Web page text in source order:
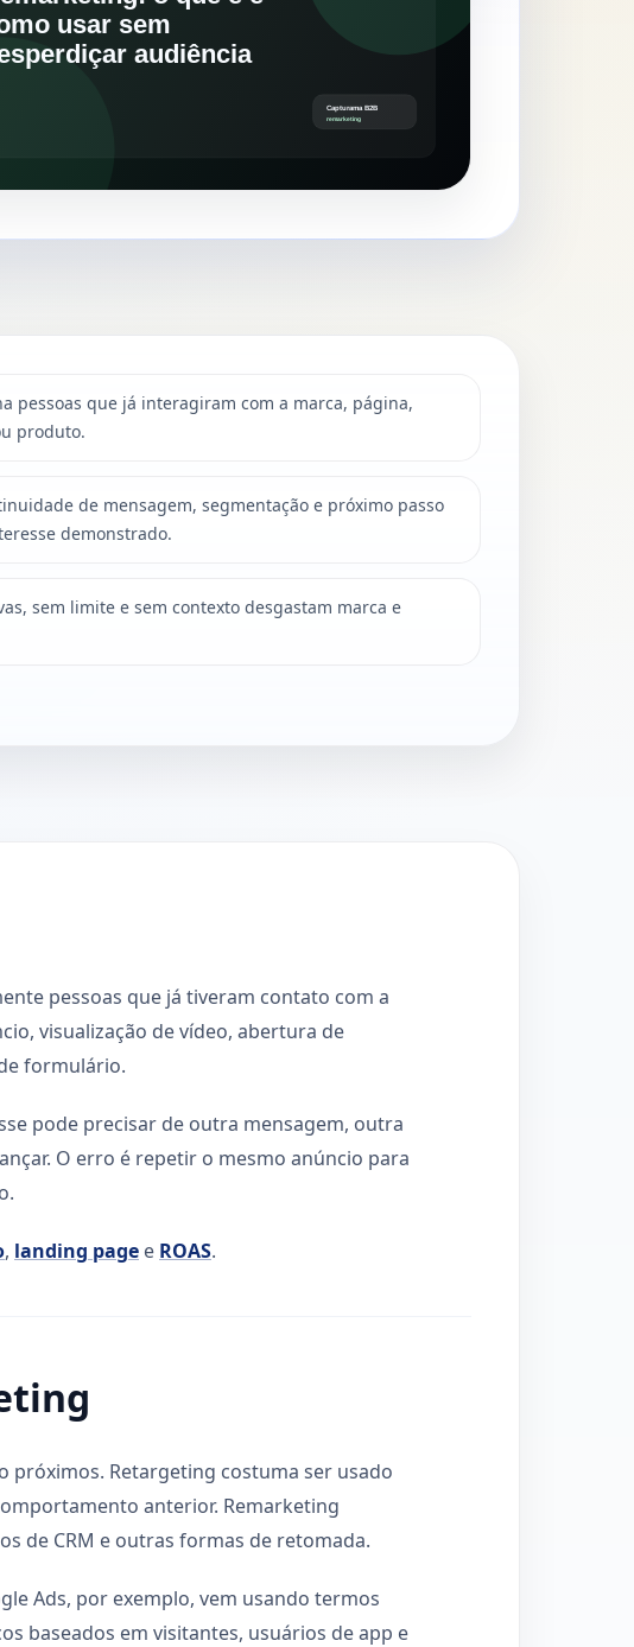
pessoas que já interagiram com a marca, página,
produto.
de mensagem, segmentação e próximo passo
demonstrado.
sem limite e sem contexto desgastam marca e
pessoas que já tiveram contato com a
visualização de vídeo, abertura de
formulário.
pode precisar de outra mensagem, outra
O erro é repetir o mesmo anúncio para
, landing page e ROAS.
próximos. Retargeting costuma ser usado
anterior. Remarketing
de CRM e outras formas de retomada.
Ads, por exemplo, vem usando termos
baseados em visitantes, usuários de app e